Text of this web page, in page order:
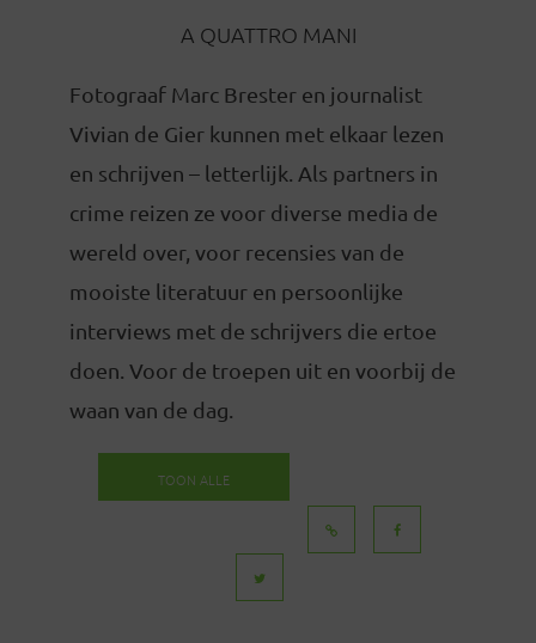
A QUATTRO MANI
Fotograaf Marc Brester en journalist
Vivian de Gier kunnen met elkaar lezen
en schrijven – letterlijk. Als partners in
crime reizen ze voor diverse media de
wereld over, voor recensies van de
mooiste literatuur en persoonlijke
interviews met de schrijvers die ertoe
doen. Voor de troepen uit en voorbij de
waan van de dag.
TOON ALLE